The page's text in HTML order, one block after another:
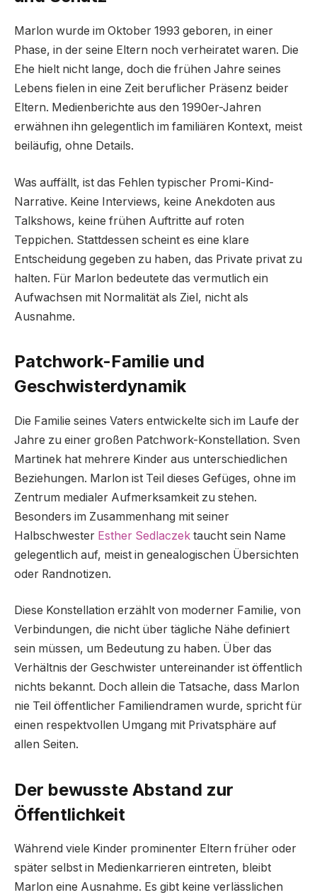
Marlon wurde im Oktober 1993 geboren, in einer
Phase, in der seine Eltern noch verheiratet waren. Die
Ehe hielt nicht lange, doch die frühen Jahre seines
Lebens fielen in eine Zeit beruflicher Präsenz beider
Eltern. Medienberichte aus den 1990er-Jahren
erwähnen ihn gelegentlich im familiären Kontext, meist
beiläufig, ohne Details.
Was auffällt, ist das Fehlen typischer Promi-Kind-
Narrative. Keine Interviews, keine Anekdoten aus
Talkshows, keine frühen Auftritte auf roten
Teppichen. Stattdessen scheint es eine klare
Entscheidung gegeben zu haben, das Private privat zu
halten. Für Marlon bedeutete das vermutlich ein
Aufwachsen mit Normalität als Ziel, nicht als
Ausnahme.
Patchwork-Familie und
Geschwisterdynamik
Die Familie seines Vaters entwickelte sich im Laufe der
Jahre zu einer großen Patchwork-Konstellation. Sven
Martinek hat mehrere Kinder aus unterschiedlichen
Beziehungen. Marlon ist Teil dieses Gefüges, ohne im
Zentrum medialer Aufmerksamkeit zu stehen.
Besonders im Zusammenhang mit seiner
Halbschwester Esther Sedlaczek taucht sein Name
gelegentlich auf, meist in genealogischen Übersichten
oder Randnotizen.
Diese Konstellation erzählt von moderner Familie, von
Verbindungen, die nicht über tägliche Nähe definiert
sein müssen, um Bedeutung zu haben. Über das
Verhältnis der Geschwister untereinander ist öffentlich
nichts bekannt. Doch allein die Tatsache, dass Marlon
nie Teil öffentlicher Familiendramen wurde, spricht für
einen respektvollen Umgang mit Privatsphäre auf
allen Seiten.
Der bewusste Abstand zur
Öffentlichkeit
Während viele Kinder prominenter Eltern früher oder
später selbst in Medienkarrieren eintreten, bleibt
Marlon eine Ausnahme. Es gibt keine verlässlichen